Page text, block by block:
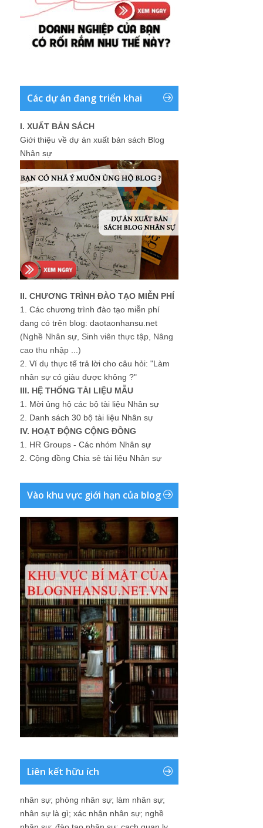
Các dự án đang triển khai
I. XUẤT BẢN SÁCH
Giới thiệu về dự án xuất bản sách Blog
Nhân sự
II. CHƯƠNG TRÌNH ĐÀO TẠO MIỄN PHÍ
1. Các chương trình đào tạo miễn phí
đang có trên blog: daotaonhansu.net
(Nghề Nhân sự, Sinh viên thực tập, Nâng
cao thu nhập ...)
2. Ví dụ thực tế trả lời cho câu hỏi: "Làm
nhân sự có giàu được không ?"
III. HỆ THỐNG TÀI LIỆU MẪU
1. Mời ủng hộ các bộ tài liệu Nhân sự
2. Danh sách 30 bộ tài liệu Nhân sự
IV. HOẠT ĐỘNG CỘNG ĐỒNG
1. HR Groups - Các nhóm Nhân sự
2. Cộng đồng Chia sẻ tài liệu Nhân sự
Vào khu vực giới hạn của blog
Liên kết hữu ích
nhân sự; phòng nhân sự; làm nhân sự;
nhân sự là gì; xác nhận nhân sự; nghề